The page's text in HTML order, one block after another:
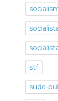
stf
sude-